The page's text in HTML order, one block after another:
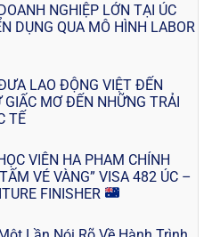
NGHIỆP LỚN TẠI ÚC
DỤNG QUA MÔ HÌNH LABOR
LAO ĐỘNG VIỆT ĐẾN
MƠ ĐẾN NHỮNG TRẢI
TẾ
VIÊN HA PHAM CHÍNH
VÉ VÀNG” VISA 482 ÚC –
FINISHER